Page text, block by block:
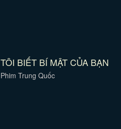
TÔI BIẾT BÍ MẬT CỦA BẠN
Phim Trung Quốc